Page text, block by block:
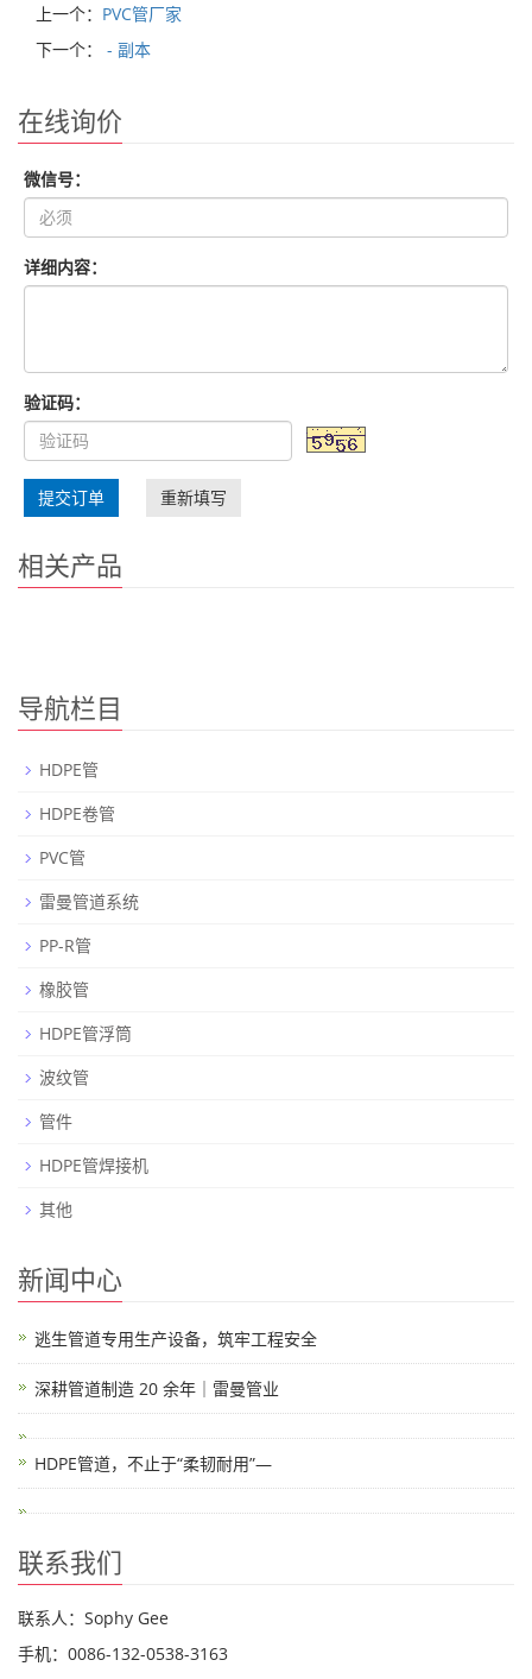
上一个： PVC管厂家
下一个：
- 副本
在线询价
微信号：
详细内容：
验证码：
提交订单 重新填写
相关产品
导航栏目
HDPE管
HDPE卷管
PVC管
雷曼管道系统
PP-R管
橡胶管
HDPE管浮筒
波纹管
管件
HDPE管焊接机
其他
新闻中心
逃生管道专用生产设备，筑牢工程安全
深耕管道制造 20 余年｜雷曼管业
HDPE管道，不止于“柔韧耐用”—
联系我们
联系人：Sophy Gee
手机：0086-132-0538-3163